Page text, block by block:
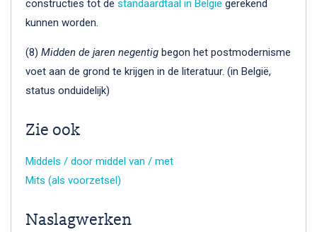
constructies tot de standaardtaal in België gerekend
kunnen worden.
(8) Midden de jaren negentig begon het postmodernisme
voet aan de grond te krijgen in de literatuur. (in België,
status onduidelijk)
Zie ook
Middels / door middel van / met
Mits (als voorzetsel)
Naslagwerken